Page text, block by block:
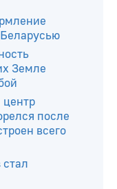
Земле
после
всего